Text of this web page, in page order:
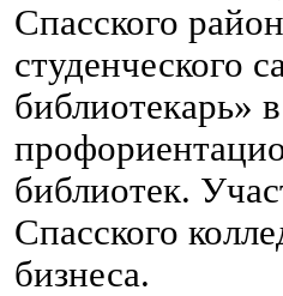
Спасского
студенческого
библиотекарь»
библиотек.
Спасского
бизнеса.